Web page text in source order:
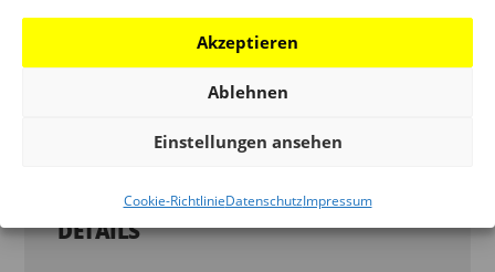
Akzeptieren
Ablehnen
Einstellungen ansehen
Cookie-RichtlinieDatenschutzImpressum
DETAILS